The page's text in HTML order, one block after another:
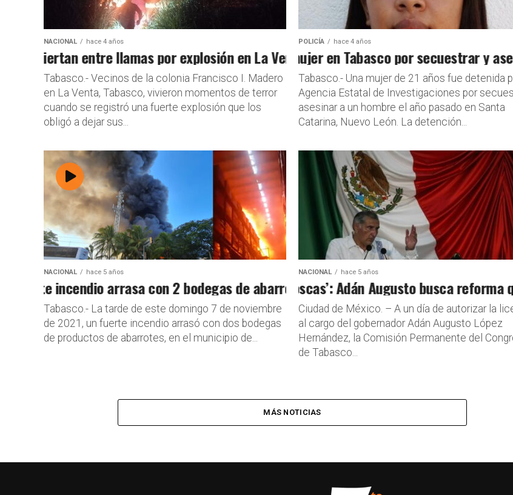
NACIONAL hace 4 años
entre llamas por explosión en La Venta, Tabasco
Tabasco.- Vecinos de la colonia Francisco I. Madero
en La Venta, Tabasco, vivieron momentos de terror
cuando se registró una fuerte explosión que los
obligó a dejar sus...
POLICÍA hace 4 años
Capturan a mujer en Tabasco por secuestrar y
Tabasco.- Una mujer de 21 años fue detenida
Agencia Estatal de Investigaciones por
asesinar a un hombre el año pasado en Santa
Catarina, Nuevo León. La detención...
NACIONAL hace 5 años
incendio arrasa con 2 bodegas de abarrotes en Villahermosa, Tabasco
Tabasco.- La tarde de este domingo 7 de noviembre
de 2021, un fuerte incendio arrasó con dos bodegas
de productos de abarrotes, en el municipio de...
NACIONAL hace 5 años
Por si las ‘moscas’: Adán Augusto busca reforma que
Ciudad de México. – A un día de autorizar la
al cargo del gobernador Adán Augusto López
Hernández, la Comisión Permanente del
de Tabasco...
MÁS NOTICIAS